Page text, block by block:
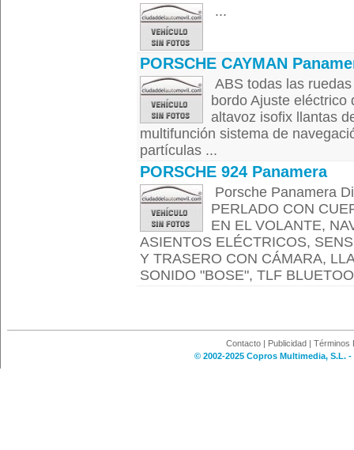
...
PORSCHE CAYMAN
ABS todas las
bordo Ajuste
altavoz isofix llantas
multifunción sistema de
partículas ...
PORSCHE 924 Panamera
Porsche Panamera
PERLADO CON
EN EL VOLANTE,
ASIENTOS ELÉCTRICOS,
Y TRASERO CON CÁMARA,
SONIDO "BOSE", TLF
Contacto | Publicidad | Términos
© 2002-2025 Copros Multimedia, S.L.